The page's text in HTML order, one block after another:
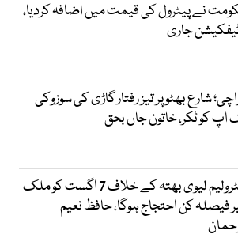
نے پیٹرول کی قیمت میں اضافہ کردیا،
جاری
شارع بھٹو پر تیز رفتار گاڑی کی سوزوکی
اپ کو ٹکر، خاتون جاں بحق
پیٹرولیم لیوی بھتہ کے خلاف 7 اگست کو ملک
فیصلہ کن احتجاج ہوگا، حافظ نعیم